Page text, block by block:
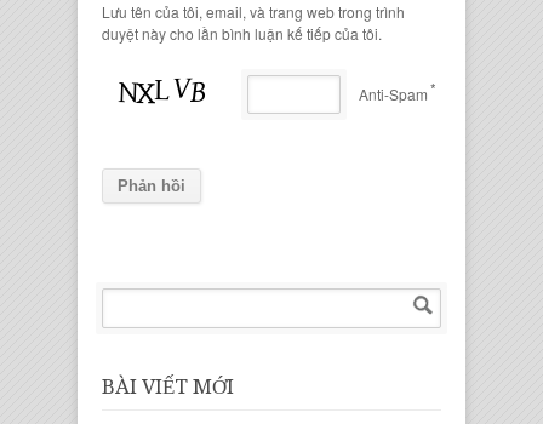
Lưu tên của tôi, email, và trang web trong trình
duyệt này cho lần bình luận kế tiếp của tôi.
Anti-Spam*
BÀI VIẾT MỚI